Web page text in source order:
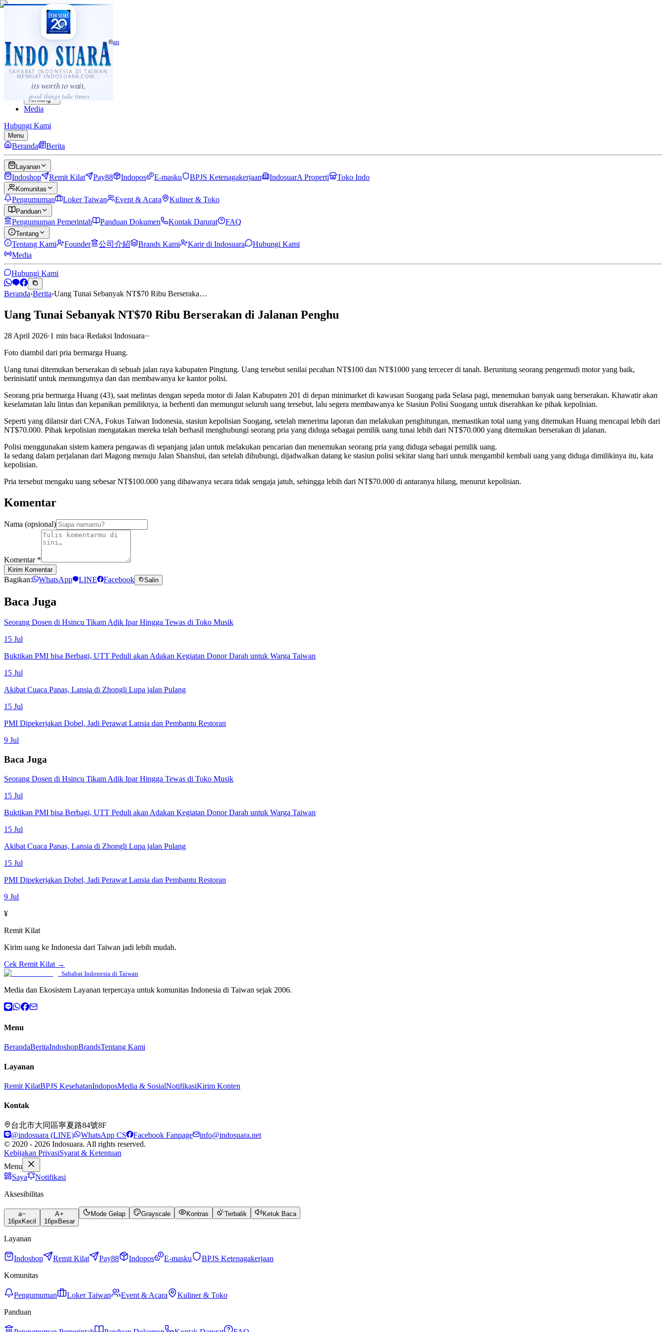
SAHABAT INDONESIA DI TAIWAN
MEMUAT INDOSUARA.COM...
its worth to wait,
good things take times
·...
⌘K
Sahabat Indonesia di Taiwan
Berita
Layanan
Komunitas
Panduan
Tentang
Media
Hubungi Kami
Menu
Beranda Berita
Layanan
Indoshop Remit Kilat Pay88 Indopos E-masku BPJS Ketenagakerjaan IndosuarA Properti Toko Indo
Komunitas
Pengumuman Loker Taiwan Event & Acara Kuliner & Toko
Panduan
Pengumuman Pemerintah Panduan Dokumen Kontak Darurat FAQ
Tentang
Tentang Kami Founder 公司介紹 Brands Kami Karir di Indosuara
Hubungi Kami
Media
Hubungi Kami
Beranda›Berita›Uang Tunai Sebanyak NT$70 Ribu Berseraka…
Uang Tunai Sebanyak NT$70 Ribu Berserakan di Jalanan Penghu
28 April 2026·1 min baca·Redaksi Indosuara··
Foto diambil dari pria bermarga Huang.
Uang tunai ditemukan berserakan di sebuah jalan raya kabupaten Pingtung. Uang tersebut senilai pecahan NT$100 dan NT$1000 yang tercecer di tanah. Beruntung seorang pengemudi motor yang baik,
berinisiatif untuk memungutnya dan dan membawanya ke kantor polisi.
Seorang pria bermarga Huang (43), saat melintas dengan sepeda motor di Jalan Kabupaten 201 di depan minimarket di kawasan Suogang pada Selasa pagi, menemukan banyak uang berserakan. Khawatir akan
keselamatan lalu lintas dan kepanikan pemiliknya, ia berhenti dan memungut seluruh uang tersebut, lalu segera membawanya ke Stasiun Polisi Suogang untuk diserahkan ke pihak kepolisian.
Seperti yang dilansir dari CNA, Fokus Taiwan Indonesia, stasiun kepolisian Suogang, setelah menerima laporan dan melakukan penghitungan, memastikan total uang yang ditemukan Huang mencapai lebih dari
NT$70.000. Pihak kepolisian mengatakan mereka telah berhasil menghubungi seorang pria yang diduga sebagai pemilik uang tunai lebih dari NT$70.000 yang ditemukan berserakan di jalanan.
Polisi menggunakan sistem kamera pengawas di sepanjang jalan untuk melakukan pencarian dan menemukan seorang pria yang diduga sebagai pemilik uang.
Ia sedang dalam perjalanan dari Magong menuju Jalan Shanshui, dan setelah dihubungi, dijadwalkan datang ke stasiun polisi sekitar siang hari untuk mengambil kembali uang yang diduga dimilikinya itu, kata
kepolisian.
Pria tersebut mengaku uang sebesar NT$100.000 yang dibawanya secara tidak sengaja jatuh, sehingga lebih dari NT$70.000 di antaranya hilang, menurut kepolisian.
Komentar
Nama (opsional)
Komentar *
Kirim Komentar
Bagikan: WhatsApp LINE Facebook Salin
Baca Juga
Seorang Dosen di Hsincu Tikam Adik Ipar Hingga Tewas di Toko Musik
15 Jul
Buktikan PMI bisa Berbagi, UTT Peduli akan Adakan Kegiatan Donor Darah untuk Warga Taiwan
15 Jul
Akibat Cuaca Panas, Lansia di Zhongli Lupa jalan Pulang
15 Jul
PMI Dipekerjakan Dobel, Jadi Perawat Lansia dan Pembantu Restoran
9 Jul
Baca Juga
Seorang Dosen di Hsincu Tikam Adik Ipar Hingga Tewas di Toko Musik
15 Jul
Buktikan PMI bisa Berbagi, UTT Peduli akan Adakan Kegiatan Donor Darah untuk Warga Taiwan
15 Jul
Akibat Cuaca Panas, Lansia di Zhongli Lupa jalan Pulang
15 Jul
PMI Dipekerjakan Dobel, Jadi Perawat Lansia dan Pembantu Restoran
9 Jul
¥
Remit Kilat
Kirim uang ke Indonesia dari Taiwan jadi lebih mudah.
Cek Remit Kilat →
Sahabat Indonesia di Taiwan
Media dan Ekosistem Layanan terpercaya untuk komunitas Indonesia di Taiwan sejak 2006.
Menu
BerandaBeritaIndoshopBrandsTentang Kami
Layanan
Remit KilatBPJS KesehatanIndoposMedia & SosialNotifikasiKirim Konten
Kontak
台北市大同區寧夏路84號8F
@indosuara (LINE)
WhatsApp CS Facebook Fanpage
info@indosuara.net
© 2020 - 2026 Indosuara. All rights reserved.
Kebijakan PrivasiSyarat & Ketentuan
Menu
Saya
Notifikasi
Aksesibilitas
a
16px Kecil
A
16px Besar
Mode Gelap Grayscale Kontras Terbalik Ketuk Baca
Layanan
Indoshop Remit Kilat Pay88 Indopos E-masku
BPJS Ketenagakerjaan
Komunitas
Pengumuman Loker Taiwan Event & Acara
Kuliner & Toko
Panduan